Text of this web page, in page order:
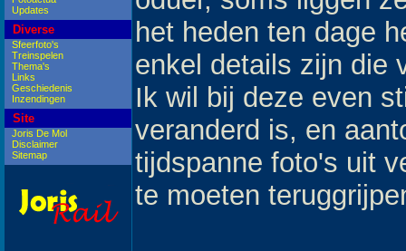
Updates
Diverse
Sfeerfoto's
Treinspelen
Thema's
Links
Geschiedenis
Inzendingen
Site
Joris De Mol
Disclaimer
Sitemap
het heden ten dage
enkel details zijn die
Ik wil bij deze even
veranderd is, en
tijdspanne foto's uit
te moeten